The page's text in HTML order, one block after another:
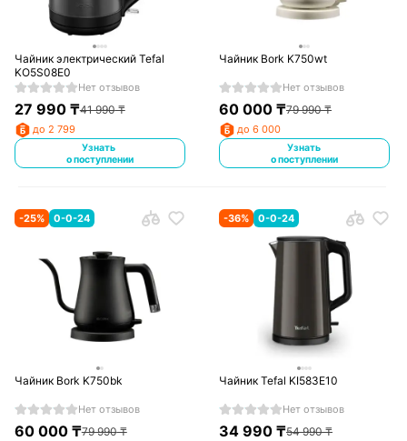
Чайник электрический Tefal
KO5S08E0
Нет отзывов
27 990₸41 990₸
до 2 799
Узнать
о поступлении
Чайник Bork K750wt
Нет отзывов
60 000 ₸79 990₸
до 6 000
Узнать
о поступлении
-25% 0-0-24
Чайник Bork K750bk
Нет отзывов
60 000₸79 990₸
-36% 0-0-24
Чайник Tefal KI583E10
Нет отзывов
34 990 ₸54 990₸